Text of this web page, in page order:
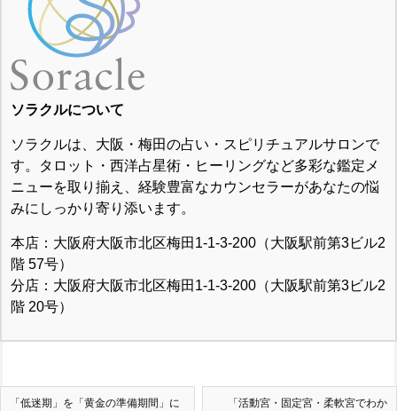
ソラクルについて
ソラクルは、大阪・梅田の占い・スピリチュアルサロンで
す。タロット・西洋占星術・ヒーリングなど多彩な鑑定メ
ニューを取り揃え、経験豊富なカウンセラーがあなたの悩
みにしっかり寄り添います。
本店：大阪府大阪市北区梅田1-1-3-200（大阪駅前第3ビル2
階 57号）
分店：大阪府大阪市北区梅田1-1-3-200（大阪駅前第3ビル2
階 20号）
「低迷期」を「黄金の準備期間」に 「活動宮・固定宮・柔軟宮でわか